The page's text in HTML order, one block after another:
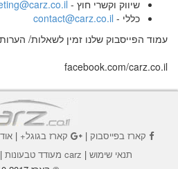
שיווק וקשרי חוץ -
כללי - contact@carz.co.il
עמוד הפייסבוק שלנו זמין לשאלות/
facebook.com/carz.co.il
קארז בפייסבוק| קארז בגוגל+|
תנאי שימוש | carz מעודד טבעונות |